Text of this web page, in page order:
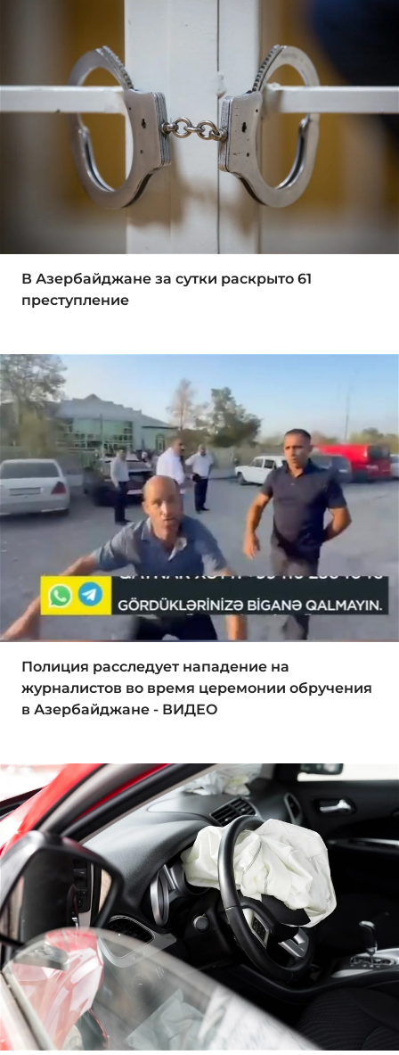
В Азербайджане за сутки раскрыто 61
преступление
Полиция расследует нападение на
журналистов во время церемонии обручения
в Азербайджане - ВИДЕО